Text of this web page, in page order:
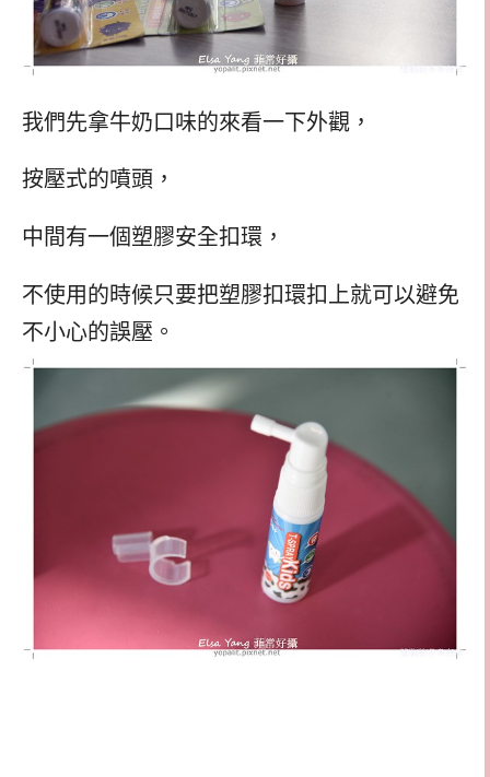
我們先拿牛奶口味的來看一下外觀，
按壓式的噴頭，
中間有一個塑膠安全扣環，
不使用的時候只要把塑膠扣環扣上就可以避免
不小心的誤壓。